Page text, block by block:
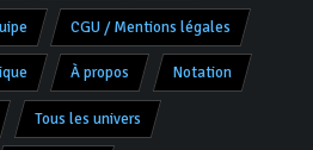
CGU / Mentions légales
À propos Notation
Tous les univers